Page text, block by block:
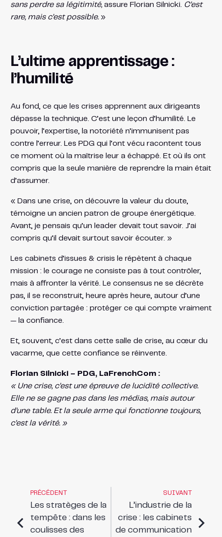
sans perdre sa légitimité,assure Florian Silnicki.
C’est
rare, mais c’est possible.»
L’ultime apprentissage :
l’humilité
Au fond, ce que les crises apprennent aux dirigeants
dépasse la technique. C’est une leçon d’humilité. Le
pouvoir, l’expertise, la notoriété n’immunisent pas
contre l’erreur. Les PDG qui l’ont vécu racontent tous
ce moment où la maîtrise leur a échappé. Et où ils ont
compris que la seule manière de reprendre la main était
d’assumer.
« Dans une crise, on découvre la valeur du doute,
témoigne un ancien patron de groupe énergétique.
Avant, je pensais qu’un leader devait tout savoir. J’ai
compris qu’il devait surtout savoir écouter. »
Les cabinets d’issues & crisis le répètent à chaque
mission : le courage ne consiste pas à tout contrôler,
mais à affronter la vérité. Le consensus ne se décrète
pas, il se reconstruit, heure après heure, autour d’une
conviction partagée : protéger ce qui compte vraiment
— la confiance.
Et, souvent, c’est dans cette salle de crise, au cœur du
vacarme, que cette confiance se réinvente.
Florian Silnicki – PDG, LaFrenchCom :
« Une crise, c’est une épreuve de lucidité collective.
Elle ne se gagne pas dans les médias, mais autour
d’une table. Et la seule arme qui fonctionne toujours,
c’est la vérité. »
PRÉCÉDENT
Les stratèges de la
tempête : dans les
coulisses des
SUIVANT
L’industrie de la
crise : les cabinets
de communication